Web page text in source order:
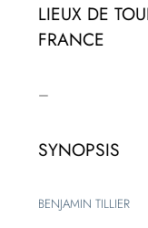
LIEUX DE
FRANCE
–
SYNOPSIS
BENJAMIN TILLIER